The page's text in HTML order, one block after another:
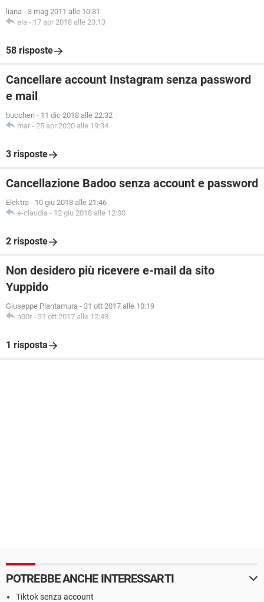
liana - 3 mag 2011 alle 10:31
ela - 17 apr 2018 alle 23:13
58 risposte
Cancellare account Instagram senza password
e mail
buccheri - 11 dic 2018 alle 22:32
mar - 25 apr 2020 alle 19:34
3 risposte
Cancellazione Badoo senza account e password
Elektra - 10 giu 2018 alle 21:46
e-claudia - 12 giu 2018 alle 12:00
2 risposte
Non desidero più ricevere e-mail da sito
Yuppido
Giuseppe Plantamura - 31 ott 2017 alle 10:19
n00r - 31 ott 2017 alle 12:43
1 risposta
POTREBBE ANCHE INTERESSARTI
Tiktok senza account